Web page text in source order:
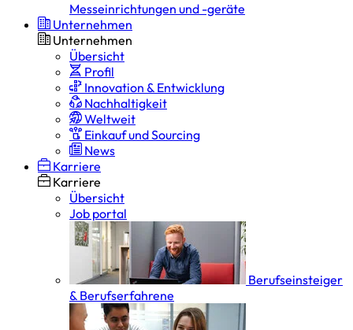
Messeinrichtungen und -geräte
Unternehmen
Unternehmen
Übersicht
Profil
Innovation & Entwicklung
Nachhaltigkeit
Weltweit
Einkauf und Sourcing
News
Karriere
Karriere
Übersicht
Job portal
Berufseinsteiger
& Berufserfahrene